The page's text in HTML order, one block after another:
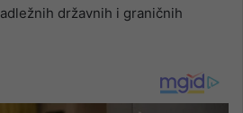
državnih i graničnih